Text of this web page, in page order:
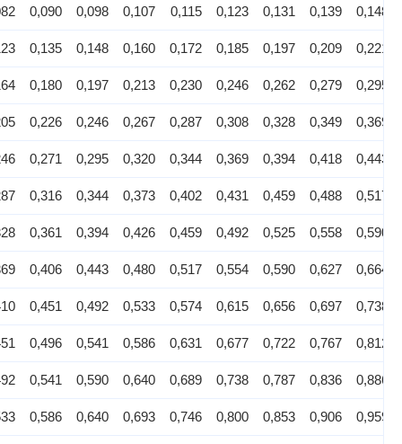
0,090 0,098 0,107 0,115 0,123 0,131 0,139 0,148
0,135 0,148 0,160 0,172 0,185 0,197 0,209 0,221
0,180 0,197 0,213 0,230 0,246 0,262 0,279 0,295
0,226 0,246 0,267 0,287 0,308 0,328 0,349 0,369
0,271 0,295 0,320 0,344 0,369 0,394 0,418 0,443
0,316 0,344 0,373 0,402 0,431 0,459 0,488 0,517
0,361 0,394 0,426 0,459 0,492 0,525 0,558 0,590
0,406 0,443 0,480 0,517 0,554 0,590 0,627 0,664
0,451 0,492 0,533 0,574 0,615 0,656 0,697 0,738
0,496 0,541 0,586 0,631 0,677 0,722 0,767 0,812
0,541 0,590 0,640 0,689 0,738 0,787 0,836 0,886
0,586 0,640 0,693 0,746 0,800 0,853 0,906 0,959